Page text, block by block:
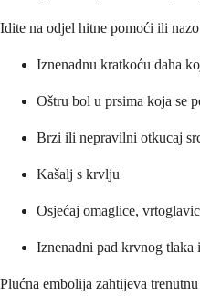
Idite na odjel hitne pomoći ili
Iznenadnu kratkoću daha
Oštru bol u prsima koja se
Brzi ili nepravilni otkucaj
Kašalj s krvlju
Osjećaj omaglice,
Iznenadni pad krvnog tlaka
Plućna embolija zahtijeva